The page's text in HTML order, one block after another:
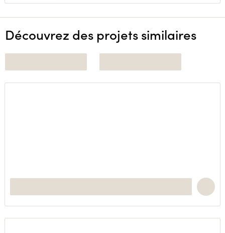
Découvrez des projets similaires